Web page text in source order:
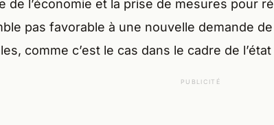
de l’économie et la prise de mesures pour
pas favorable à une nouvelle demande
comme c’est le cas dans le cadre de l’état
PUBLICITÉ